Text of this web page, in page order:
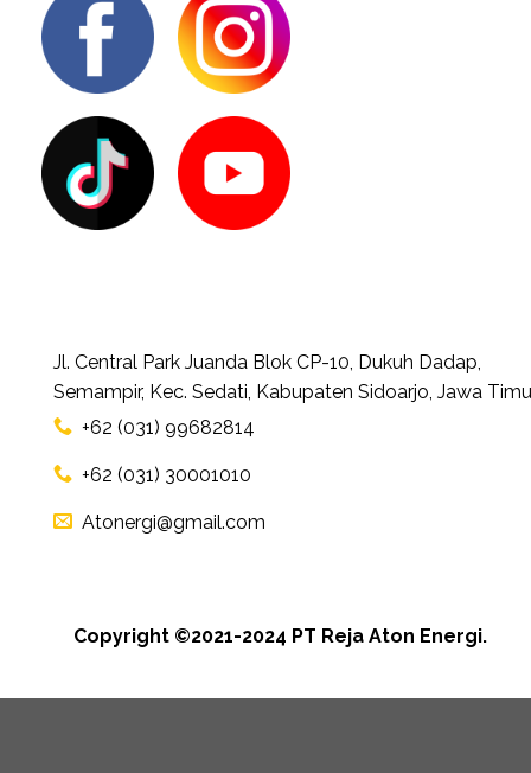
Jl. Central Park Juanda Blok CP-10, Dukuh Dadap,
Semampir, Kec. Sedati, Kabupaten Sidoarjo, Jawa
+62 (031) 99682814
+62 (031) 30001010
Atonergi@gmail.com
Copyright ©2021-2024 PT Reja Aton Energi.